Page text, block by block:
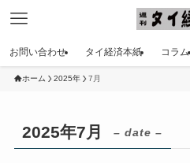
お問い合わせ タイ経済本紙 コラム
ホーム 2025年 7月
2025年7月 – date –